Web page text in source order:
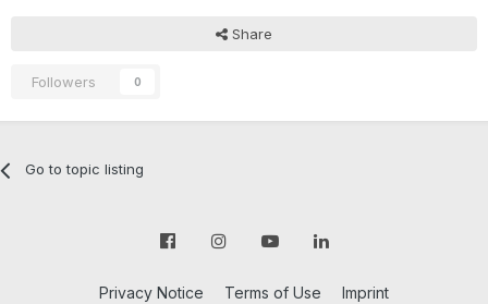
Share
Followers 0
Go to topic listing
Privacy Notice Terms of Use Imprint